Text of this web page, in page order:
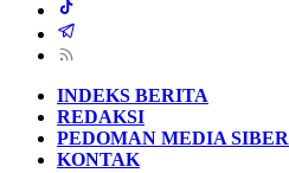
INDEKS BERITA
REDAKSI
PEDOMAN MEDIA SIBER
KONTAK